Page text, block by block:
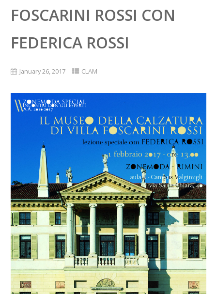
FOSCARINI ROSSI CON
FEDERICA ROSSI
January 26, 2017 CLAM